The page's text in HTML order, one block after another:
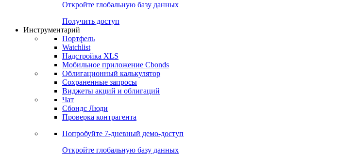
Откройте глобальную базу данных
Получить доступ
Инструментарий
Портфель
Watchlist
Надстройка XLS
Мобильное приложение Cbonds
Облигационный калькулятор
Сохраненные запросы
Виджеты акций и облигаций
Чат
Сбондс Люди
Проверка контрагента
Попробуйте 7-дневный демо-доступ
Откройте глобальную базу данных